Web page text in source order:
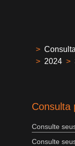
>
> 2024 >
Consulta
Consulte
Consulte